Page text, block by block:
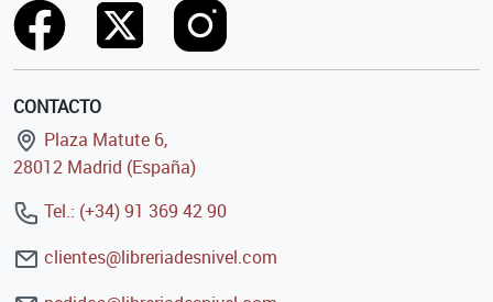
CONTACTO
Plaza Matute 6,
28012 Madrid (España)
Tel.: (+34) 91 369 42 90
clientes@libreriadesnivel.com